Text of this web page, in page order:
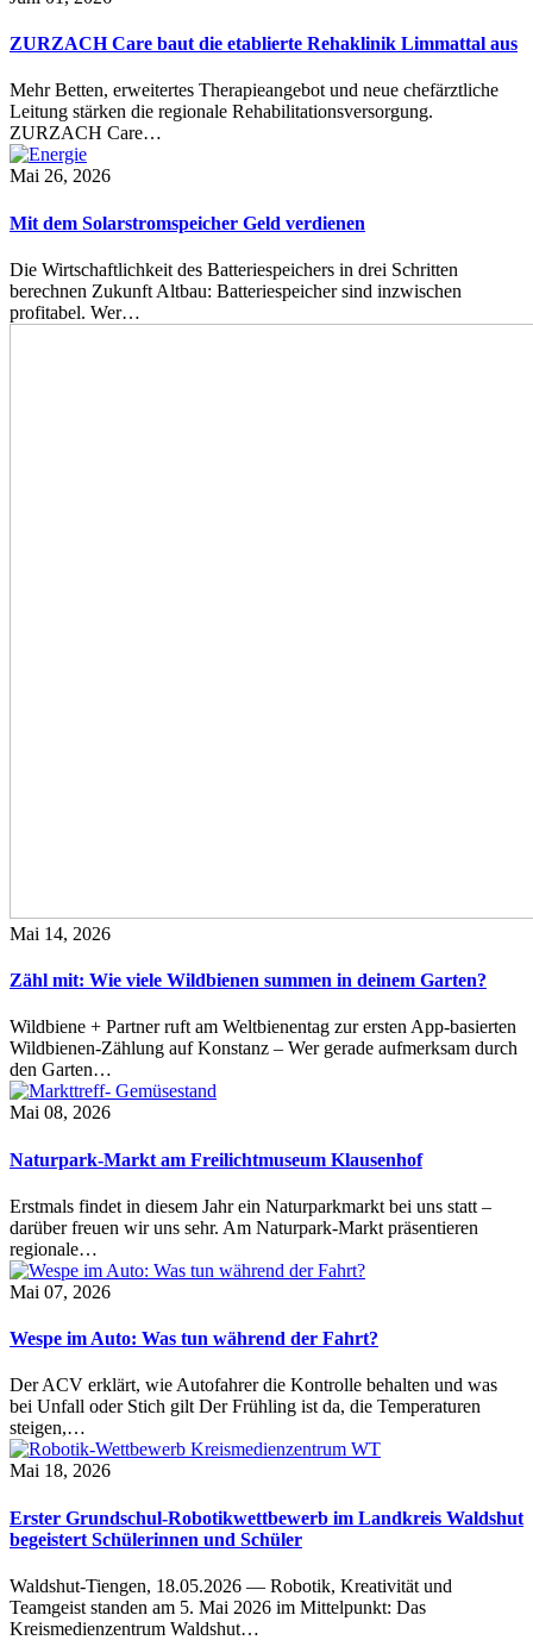
ZURZACH Care baut die etablierte Rehaklinik Limmattal aus
Mehr Betten, erweitertes Therapieangebot und neue chefärztliche
Leitung stärken die regionale Rehabilitationsversorgung.
ZURZACH Care…
Mai 26, 2026
Mit dem Solarstromspeicher Geld verdienen
Die Wirtschaftlichkeit des Batteriespeichers in drei Schritten
berechnen Zukunft Altbau: Batteriespeicher sind inzwischen
profitabel. Wer…
Mai 14, 2026
Zähl mit: Wie viele Wildbienen summen in deinem Garten?
Wildbiene + Partner ruft am Weltbienentag zur ersten App-basierten
Wildbienen-Zählung auf Konstanz – Wer gerade aufmerksam durch
den Garten…
Mai 08, 2026
Naturpark-Markt am Freilichtmuseum Klausenhof
Erstmals findet in diesem Jahr ein Naturparkmarkt bei uns statt –
darüber freuen wir uns sehr. Am Naturpark-Markt präsentieren
regionale…
Mai 07, 2026
Wespe im Auto: Was tun während der Fahrt?
Der ACV erklärt, wie Autofahrer die Kontrolle behalten und was
bei Unfall oder Stich gilt Der Frühling ist da, die Temperaturen
steigen,…
Mai 18, 2026
Erster Grundschul-Robotikwettbewerb im Landkreis Waldshut
begeistert Schülerinnen und Schüler
Waldshut-Tiengen, 18.05.2026 — Robotik, Kreativität und
Teamgeist standen am 5. Mai 2026 im Mittelpunkt: Das
Kreismedienzentrum Waldshut…